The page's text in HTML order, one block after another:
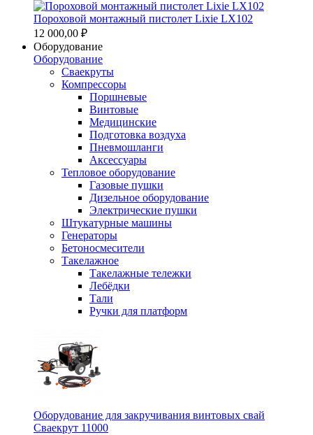
Пороховой монтажный пистолет Lixie LX102
12 000,00 ₽
Оборудование
Оборудование
Сваекруты
Компрессоры
Поршневые
Винтовые
Медицинские
Подготовка воздуха
Пневмошланги
Аксессуары
Тепловое оборудование
Газовые пушки
Дизельное оборудование
Электрические пушки
Штукатурные машины
Генераторы
Бетоносмесители
Такелажное
Такелажные тележки
Лебёдки
Тали
Ручки для платформ
Оборудование для закручивания винтовых свай
Сваекрут 11000